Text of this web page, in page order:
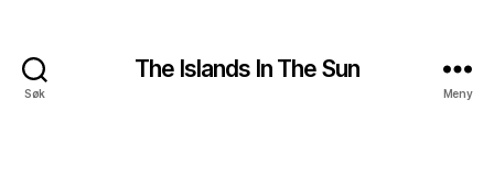
Søk
The Islands In The Sun
Meny